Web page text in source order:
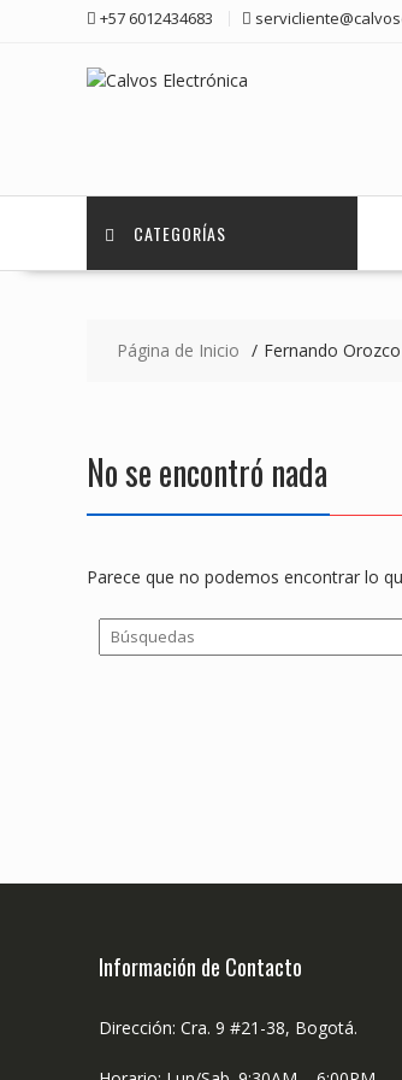
+57 6012434683
CATEGORÍAS
Página de Inicio Fernando Orozco
No se encontró nada
Parece que no podemos encontrar lo
Información de Contacto
Dirección: Cra. 9 #21-38, Bogotá.